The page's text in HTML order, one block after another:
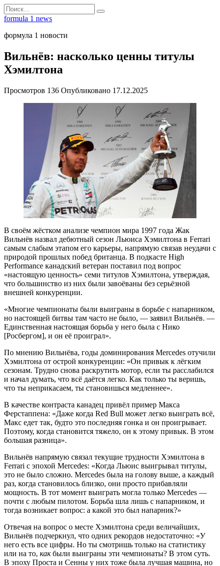
Перейти
к
Search
for:
formula 1 news
формула 1 новости
Вильнёв: насколько ценны титулы
Хэмилтона
Просмотров 136 Опубликовано 17.12.2025
В своём жёстком анализе чемпион мира 1997 года Жак
Вильнёв назвал дебютный сезон Льюиса Хэмилтона в Ferrari
самым слабым этапом его карьеры, напрямую связав неудачи с
природой прошлых побед британца. В подкасте High
Performance канадский ветеран поставил под вопрос
«настоящую ценность» семи титулов Хэмилтона, утверждая,
что большинство из них были завоёваны без серьёзной
внешней конкуренции.
«Многие чемпионаты были выиграны в борьбе с напарником,
но настоящей битвы там часто не было, — заявил Вильнёв. —
Единственная настоящая борьба у него была с Нико
[Росбергом], и он её проиграл».
По мнению Вильнёва, годы доминирования Mercedes отучили
Хэмилтона от острой конкуренции: «Он привык к лёгким
сезонам. Трудно снова раскрутить мотор, если ты расслабился
и начал думать, что всё даётся легко. Как только ты веришь,
что ты неприкасаем, ты становишься медленнее».
В качестве контраста канадец привёл пример Макса
Ферстаппена: «Даже когда Red Bull может легко выиграть всё,
Макс едет так, будто это последняя гонка и он проигрывает.
Поэтому, когда становится тяжело, он к этому привык. В этом
большая разница».
Вильнёв напрямую связал текущие трудности Хэмилтона в
Ferrari с эпохой Mercedes: «Когда Льюис выигрывал титулы,
это не было сложно. Mercedes была на голову выше, а каждый
раз, когда становилось близко, они просто прибавляли
мощность. В тот момент выиграть могла только Mercedes —
почти с любым пилотом. Борьба шла лишь с напарником, и
тогда возникает вопрос: а какой это был напарник?»
Отвечая на вопрос о месте Хэмилтона среди величайших,
Вильнёв подчеркнул, что одних рекордов недостаточно: «У
него есть все цифры. Но ты смотришь только на статистику
или на то, какбыли выиграны эти чемпионаты? В этом суть.
В эпоху Проста и Сенны у них тоже была лучшая машина, но